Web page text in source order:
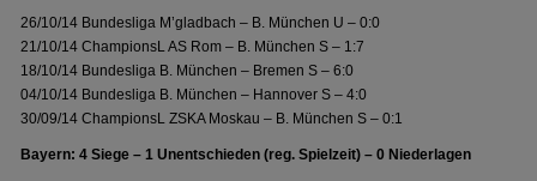
26/10/14 Bundesliga M’gladbach – B. München U – 0:0
21/10/14 ChampionsL AS Rom – B. München S – 1:7
18/10/14 Bundesliga B. München – Bremen S – 6:0
04/10/14 Bundesliga B. München – Hannover S – 4:0
30/09/14 ChampionsL ZSKA Moskau – B. München S – 0:1
Bayern: 4 Siege – 1 Unentschieden (reg. Spielzeit) – 0 Niederlagen